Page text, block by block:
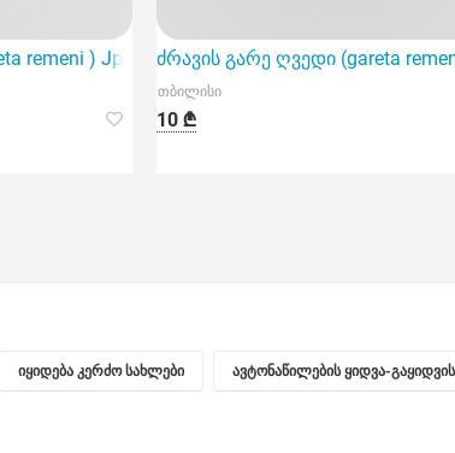
AST34356890791
remeni ) Jp group 1118003000
ძრავის გარე ღვედი (gareta
თბილისი
10 ₾
იყიდება კერძო სახლები ავტონაწილების ყიდვა-გაყიდვის